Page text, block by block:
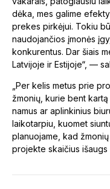
dėka, mes galime
prekes pirkėjui. Tokiu
naudojančios įmonės
konkurentus. Dar šiais
Latvijoje ir Estijoje“, —
„Per kelis metus prie
žmonių, kurie bent
namus ar aplinkinius
laikotarpiu, kuomet
planuojame, kad
projekte skaičius